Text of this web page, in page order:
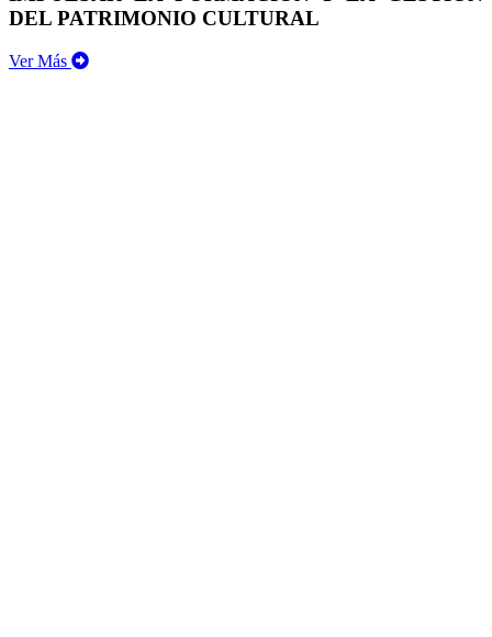
DEL PATRIMONIO CULTURAL
Ver Más